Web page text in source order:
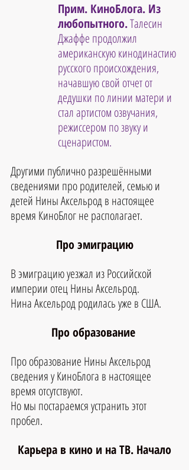
Прим. КиноБлога. Из
любопытного. Талесин
Джаффе продолжил
американскую кинодинастию
русского происхождения,
начавшую свой отчет от
дедушки по линии матери и
стал артистом озвучания,
режиссером по звуку и
сценаристом.
Другими публично разрешёнными
сведениями про родителей, семью и
детей Нины Аксельрод в настоящее
время КиноБлог не располагает.
Про эмиграцию
В эмиграцию уезжал из Российской
империи отец Нины Аксельрод.
Нина Аксельрод родилась уже в США.
Про образование
Про образование Нины Аксельрод
сведения у КиноБлога в настоящее
время отсутствуют.
Но мы постараемся устранить этот
пробел.
Карьера в кино и на ТВ. Начало